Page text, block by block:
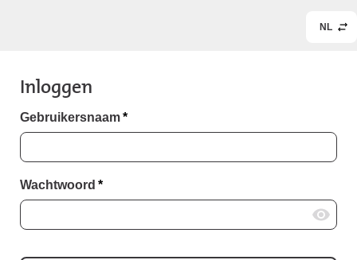
NL
Inloggen
Gebruikersnaam*
Wachtwoord *